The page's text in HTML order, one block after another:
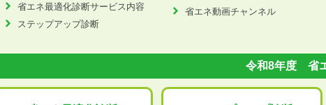
省エネ最適化診断サービス内容
ステップアップ診断
省エネ動画チャンネル
令和8年度 省